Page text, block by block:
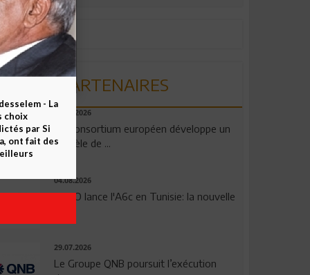
PARTENAIRES
06.08.2026
Un consortium européen développe un
modèle de ...
04.08.2026
OPPO lance l'A6c en Tunisie: la nouvelle
29.07.2026
Le Groupe QNB poursuit l’exécution
- La
choix
par Si
ont fait des